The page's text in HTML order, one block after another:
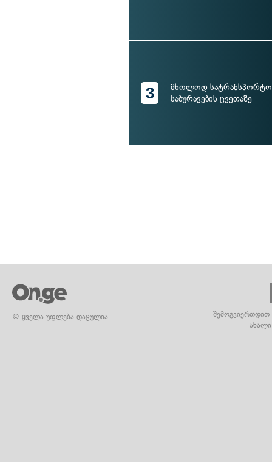
3
მხოლოდ სატრანსპორტო
საბურავების ცვეთაზე
© ყველა უფლება დაცულია
შემოგვიერთდით
ახალი